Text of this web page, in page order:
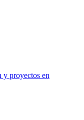
y proyectos en